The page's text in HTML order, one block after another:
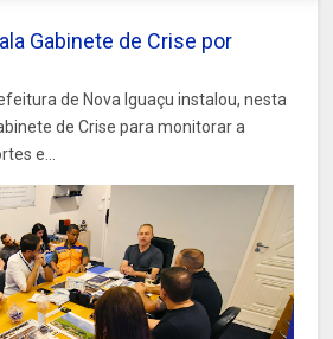
Gabinete de Crise por
de Nova Iguaçu instalou, nesta
de Crise para monitorar a
e...